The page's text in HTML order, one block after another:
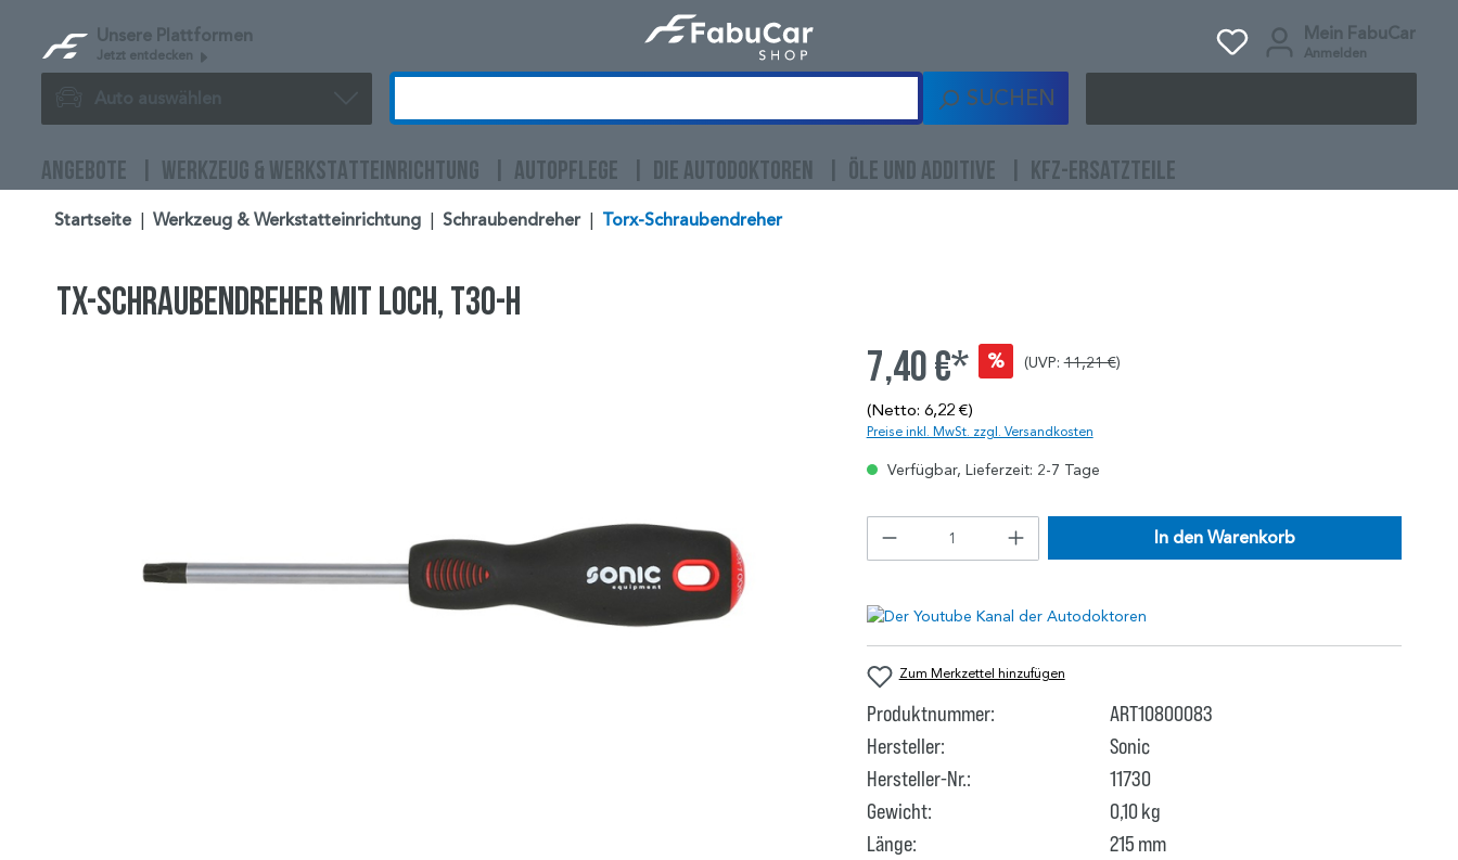
Unsere Plattformen
Jetzt entdecken
Mein FabuCar
Anmelden
Auto auswählen SUCHEN
ANGEBOTE WERKZEUG & WERKSTATTEINRICHTUNG AUTOPFLEGE DIE AUTODOKTOREN ÖLE UND ADDITIVE KFZ-ERSATZTEILE
Startseite Werkzeug & Werkstatteinrichtung Schraubendreher Torx-Schraubendreher
TX-Schraubendreher mit Loch, T30-H
7,40 €* % (UVP:11,21 €)
(Netto: 6,22 €)
Preise inkl. MwSt. zzgl. Versandkosten
Verfügbar, Lieferzeit: 2-7 Tage
In den Warenkorb
Zum Merkzettel hinzufügen
Produktnummer:
ART10800083
Hersteller:
Sonic
Hersteller-Nr.:
11730
Gewicht:
0,10 kg
Länge:
215 mm